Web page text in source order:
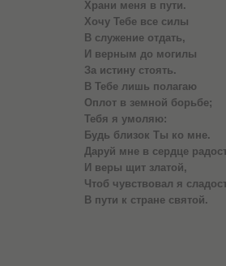
Храни меня в пути.
Хочу Тебе все силы
В служение отдать,
И верным до могилы
За истину стоять.
В Тебе лишь полагаю
Оплот в земной борьбе;
Тебя я умоляю:
Будь близок Ты ко мне.
Даруй мне в сердце
И веры щит златой,
Чтоб чувствовал я
В пути к стране святой.